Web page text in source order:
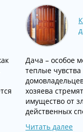
Дача – особое
теплые
хозяева
имущество от
действенных
Читать далее